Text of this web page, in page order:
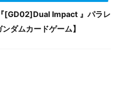
[GD02]Dual Impact 』パラレ
ダムカードゲーム】